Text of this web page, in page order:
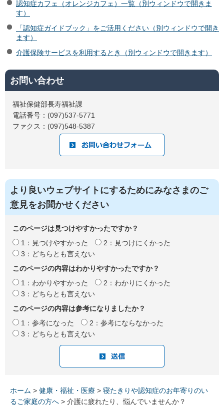
認知症カフェ（オレンジカフェ）一覧（別ウィンドウで開きま
す）
「認知症ガイドブック」をご活用ください（別ウィンドウで開き
ます）
介護保険サービスを利用するとき（別ウィンドウで開きます）
お問い合わせ
福祉保健部長寿福祉課
電話番号：(097)537-5771
ファクス：(097)548-5387
より良いウェブサイトにするためにみなさまのご
意見をお聞かせください
このページは見つけやすかったですか？
1：見つけやすかった
2：見つけにくかった
3：どちらとも言えない
このページの内容はわかりやすかったですか？
1：わかりやすかった
2：わかりにくかった
3：どちらとも言えない
このページの内容は参考になりましたか？
1：参考になった
2：参考にならなかった
3：どちらとも言えない
ホーム > 健康・福祉・医療 > 寝たきりや認知症のお年寄りのい
るご家庭の方へ > 介護に疲れたり、悩んでいませんか？